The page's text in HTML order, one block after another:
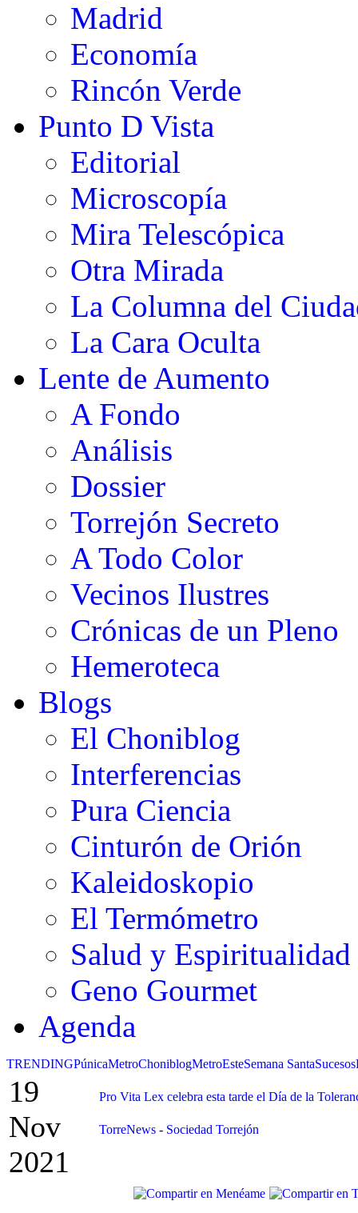
Madrid
Economía
Rincón Verde
Punto D Vista
Editorial
Microscopía
Mira Telescópica
Otra Mirada
La Columna del
La Cara Oculta
Lente de Aumento
A Fondo
Análisis
Dossier
Torrejón Secreto
A Todo Color
Vecinos Ilustres
Crónicas de un Pleno
Hemeroteca
Blogs
El Choniblog
Interferencias
Pura Ciencia
Cinturón de Orión
Kaleidoskopio
El Termómetro
Salud y Espiritualidad
Geno Gourmet
Agenda
TRENDINGPúnicaMetroChoniblogMetroEsteSemana SantaSucesos
19
Nov
2021
Pro Vita Lex celebra esta tarde el Día de la
TorreNews - Sociedad Torrejón